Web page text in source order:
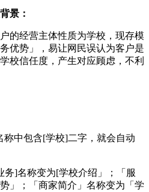
景 ：
的经营主体性质为学校，现存模
优势」，易让网民误认为客户是
校信任度，产生对应顾虑，不利
称中包含[学校]二字，就会自动
务]名称变为[学校介绍」；「服
」；「商家简介」名称变为「学